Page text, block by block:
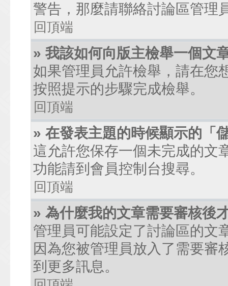
警告，那麼請聯絡討論區管理
回頂端
» 我該如何向版主檢舉一個文
如果管理員允許檢舉，請在您
按照提示的步驟完成檢舉。
回頂端
» 在發表主題的時候顯示的「
這允許您保存一個未完成的文
功能請到會員控制台搜尋。
回頂端
» 為什麼我的文章需要審核後
管理員可能設定了討論區的文
因為您被管理員放入了需要審
到更多訊息。